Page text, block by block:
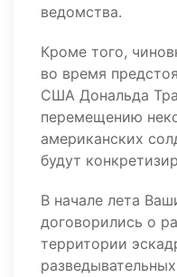
ведомства.
Кроме того,
во время
США Дональда
перемещению
американских
будут
В начале лета
договорились о
территории